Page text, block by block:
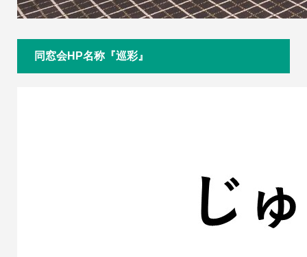
同窓会HP名称『巡彩』